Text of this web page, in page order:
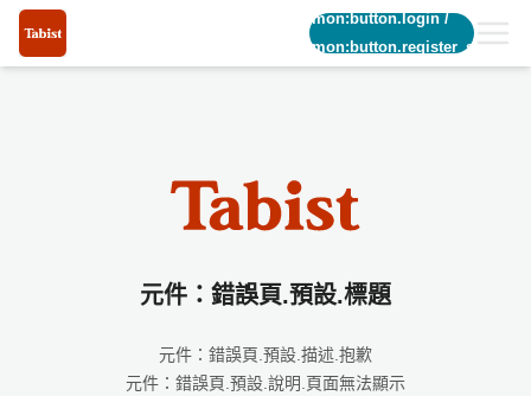
common:button.login/
common:button.register_short
元件：錯誤頁.預設.標題
元件：錯誤頁.預設.描述.抱歉
元件：錯誤頁.預設.說明.頁面無法顯示